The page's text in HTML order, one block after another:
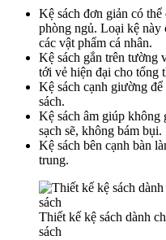
Kệ sách đơn giản có
phòng ngủ. Loại kệ này
các vật phẩm cá nhân.
Kệ sách gắn trên tường
tới vẻ hiện đại cho tổng
Kệ sách cạnh giường
sách.
Kệ sách âm giúp không
sạch sẽ, không bám bụi.
Kệ sách bên cạnh bàn
trung.
Thiết kế kệ sách dành
sách